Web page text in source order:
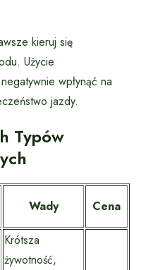
kieruj się
Użycie
wpłynąć na
jazdy.
Typów
Wady Cena
Krótsza
żywotność,